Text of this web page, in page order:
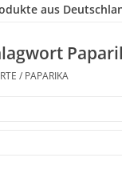
aus
/ PAPARIKA